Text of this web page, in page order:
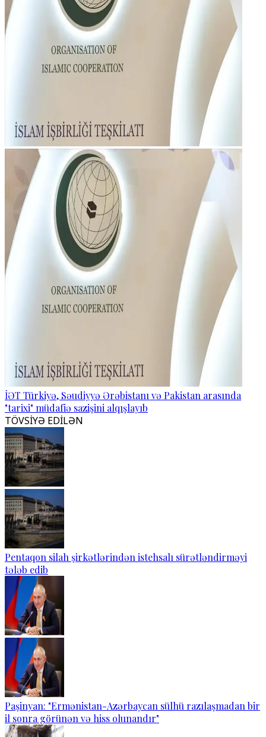
İƏT Türkiyə, Səudiyyə Ərəbistanı və Pakistan arasında
"tarixi" müdafiə sazişini alqışlayıb
TÖVSİYƏ EDİLƏN
Pentaqon silah şirkətlərindən istehsalı sürətləndirməyi
tələb edib
Paşinyan: "Ermənistan-Azərbaycan sülhü razılaşmadan bir
il sonra görünən və hiss olunandır"